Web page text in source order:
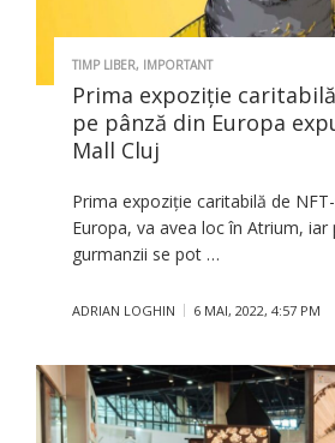
TIMP LIBER, IMPORTANT
Prima expoziție
pe pânză din Europa
Mall Cluj
Prima expoziție caritabilă de
Europa, va avea loc în Atrium,
gurmanzii se pot …
ADRIAN LOGHIN 6 MAI, 2022, 4:57 PM